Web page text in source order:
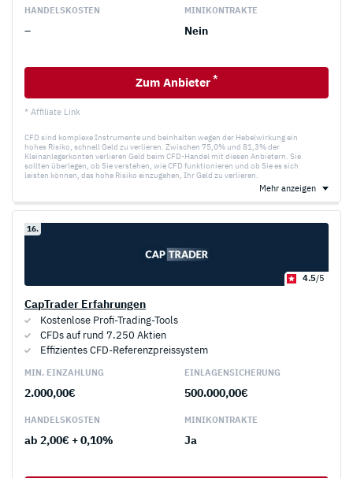
HANDELS­KOSTEN
–
MINI­KONTRAKTE
Nein
Zum Anbieter *
* Affiliate Link
CFD sind komplexe Instrumente und beinhalten wegen der Hebelwirkung ein
hohes Risiko, schnell Geld zu verlieren. Zwischen 75,0% und 81,3% der
Kleinanlegerkonten verlieren Geld beim CFD-Handel mit diesen Anbietern. Sie
sollten überlegen, ob Sie verstehen, wie CFD funktionieren und ob Sie es sich
leisten können, das hohe Risiko einzugehen, Ihr Geld zu verlieren.
Mehr anzeigen
16.
4.5/5
CapTrader Erfahrungen
Kostenlose Profi-Trading-Tools
CFDs auf rund 7.250 Aktien
Effizientes CFD-Referenzpreissystem
MIN. EINZAHLUNG
2.000,00€
EINLAGEN­SICHERUNG
500.000,00€
HANDELS­KOSTEN
ab 2,00€ + 0,10%
MINI­KONTRAKTE
Ja